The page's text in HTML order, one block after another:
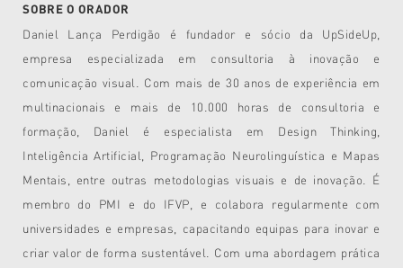
SOBRE O ORADOR
Daniel Lança Perdigão é fundador e sócio da UpSideUp,
empresa especializada em consultoria à inovação e
comunicação visual. Com mais de 30 anos de experiência em
multinacionais e mais de 10.000 horas de consultoria e
formação, Daniel é especialista em Design Thinking,
Inteligência Artificial, Programação Neurolinguística e Mapas
Mentais, entre outras metodologias visuais e de inovação. É
membro do PMI e do IFVP, e colabora regularmente com
universidades e empresas, capacitando equipas para inovar e
criar valor de forma sustentável. Com uma abordagem prática